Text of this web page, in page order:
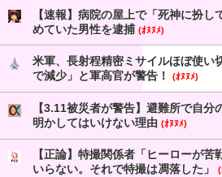
【速報】病院の屋上で「死神に扮し
めていた男性を逮捕 (ｵﾇﾇﾒ)
米軍、長射程精密ミサイルほぼ使い
で減少」と軍高官が警告！
(ｵﾇﾇﾒ)
【3.11被災者が警告】避難所で自分
明かしてはいけない理由 (ｵﾇﾇﾒ)
【正論】特撮関係者「ヒーローが苦
いらない。それで特撮は凋落した」